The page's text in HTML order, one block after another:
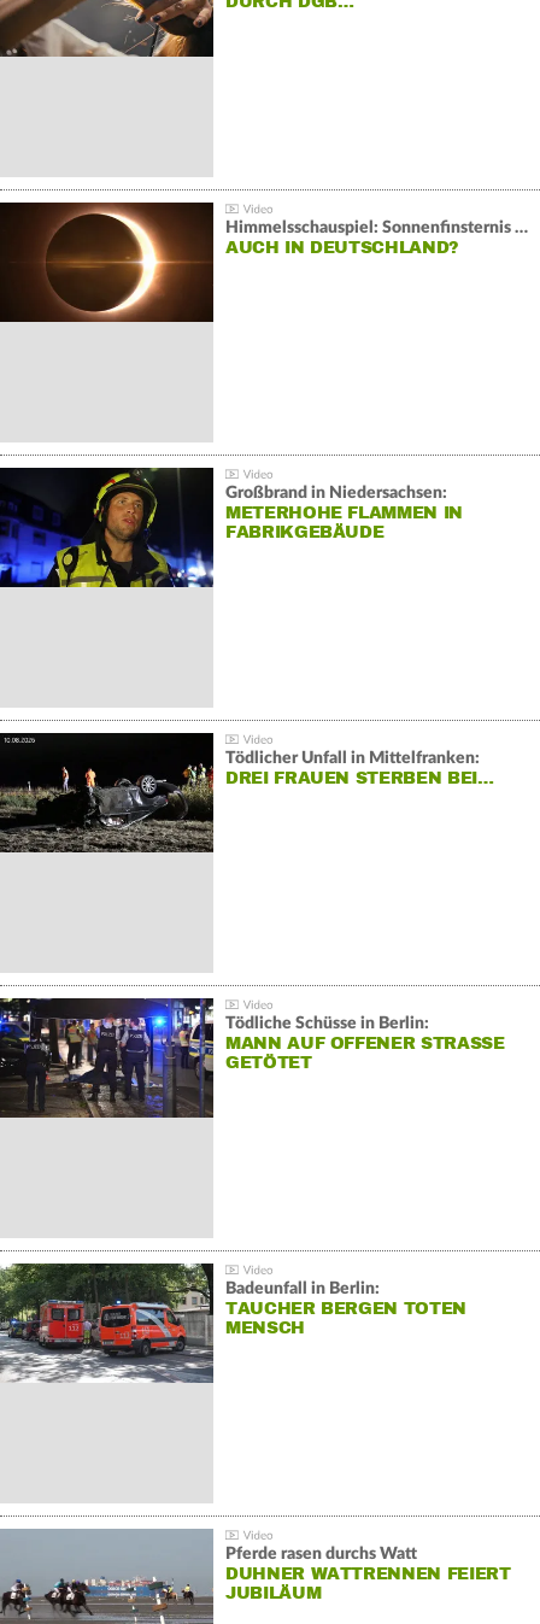
Himmelsschauspiel: Sonnenfinsternis über Spanien
AUCH IN DEUTSCHLAND?
Großbrand in Niedersachsen:
METERHOHE FLAMMEN IN
FABRIKGEBÄUDE
Tödlicher Unfall in Mittelfranken:
DREI FRAUEN STERBEN BEI…
Tödliche Schüsse in Berlin:
MANN AUF OFFENER STRASSE G
ETÖTET
Badeunfall in Berlin:
TAUCHER BERGEN TOTEN
MENSCH
Pferde rasen durchs Watt
DUHNER WATTRENNEN FEIERT
JUBILÄUM